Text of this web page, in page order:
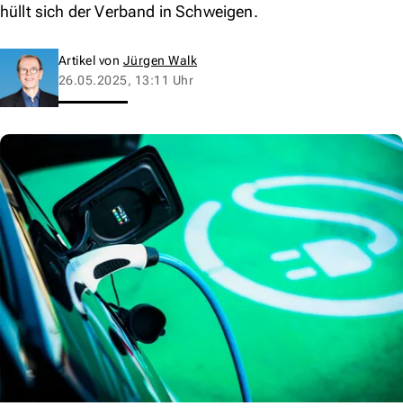
hüllt sich der Verband in Schweigen.
Artikel von Jürgen Walk
26.05.2025, 13:11 Uhr